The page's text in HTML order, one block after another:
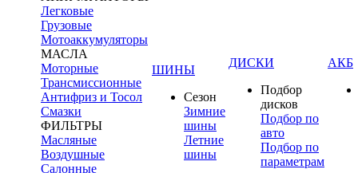
Легковые
Грузовые
Мотоаккумуляторы
МАСЛА
Моторные
Трансмиссионные
Антифриз и Тосол
Смазки
ФИЛЬТРЫ
Масляные
Воздушные
Салонные
ШИНЫ
Сезон
Зимние
шины
Летние
шины
ДИСКИ
Подбор
дисков
Подбор по
авто
Подбор по
параметрам
АКБ